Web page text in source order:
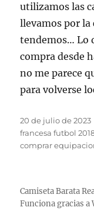
utilizamos las
llevamos por la
tendemos… Lo
compra desde
no me parece
para volverse
Publicado
el
20 de julio de 2023
francesa futbol
comprar
Camiseta Barata
Funciona gracias a